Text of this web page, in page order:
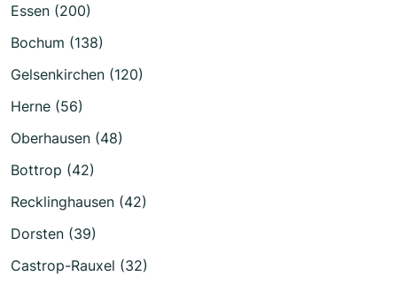
Essen (200)
Bochum (138)
Gelsenkirchen (120)
Herne (56)
Oberhausen (48)
Bottrop (42)
Recklinghausen (42)
Dorsten (39)
Castrop-Rauxel (32)